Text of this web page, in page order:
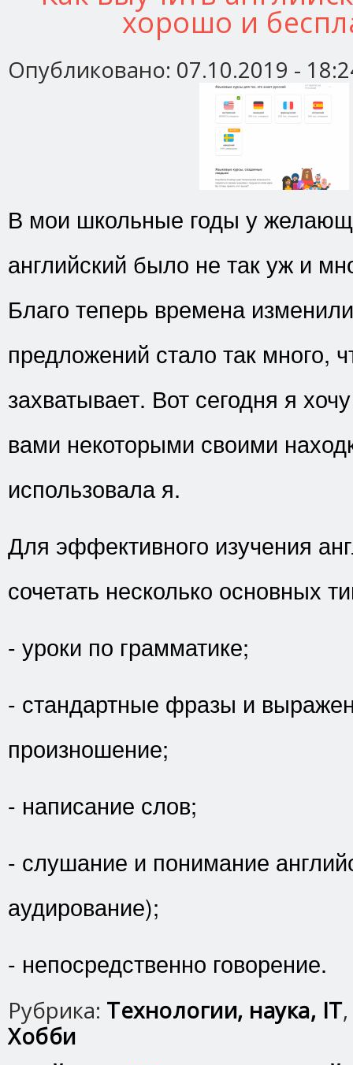
хорошо и
Опубликовано: 07.10.2019 -
В мои школьные годы у
английский было не так уж и
Благо теперь времена
предложений стало так много,
захватывает. Вот сегодня я
вами некоторыми своими
использовала я.
Для эффективного изучения
сочетать несколько основных
- уроки по грамматике;
- стандартные фразы и
произношение;
- написание слов;
- слушание и понимание
аудирование);
- непосредственно говорение.
Рубрика: Технологии, наука, IT,
Хобби